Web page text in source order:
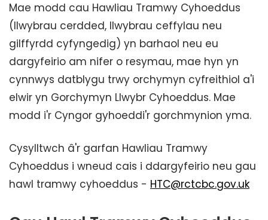
Mae modd cau Hawliau Tramwy Cyhoeddus
(llwybrau cerdded, llwybrau ceffylau neu
gilffyrdd cyfyngedig) yn barhaol neu eu
dargyfeirio am nifer o resymau, mae hyn yn
cynnwys datblygu trwy orchymyn cyfreithiol a'i
elwir yn Gorchymyn Llwybr Cyhoeddus. Mae
modd i'r Cyngor gyhoeddi'r gorchmynion yma.
Cysylltwch â'r garfan Hawliau Tramwy
Cyhoeddus i wneud cais i ddargyfeirio neu gau
hawl tramwy cyhoeddus - HTC@rctcbc.gov.uk